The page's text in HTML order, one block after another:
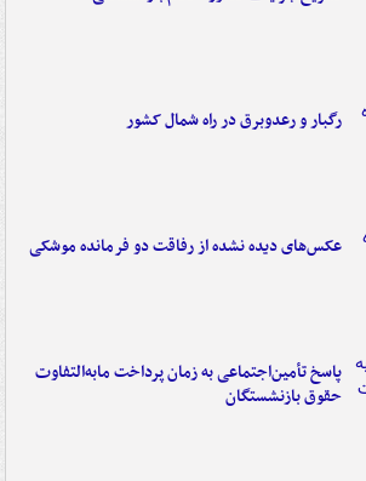
رگبار و رعدوبرق در راه شمال کشور
عکس‌های دیده نشده از رفاقت دو فرمانده‌ موشکی
پاسخ تأمین‌اجتماعی به زمان پرداخت مابه‌التفاوت
حقوق بازنشستگان